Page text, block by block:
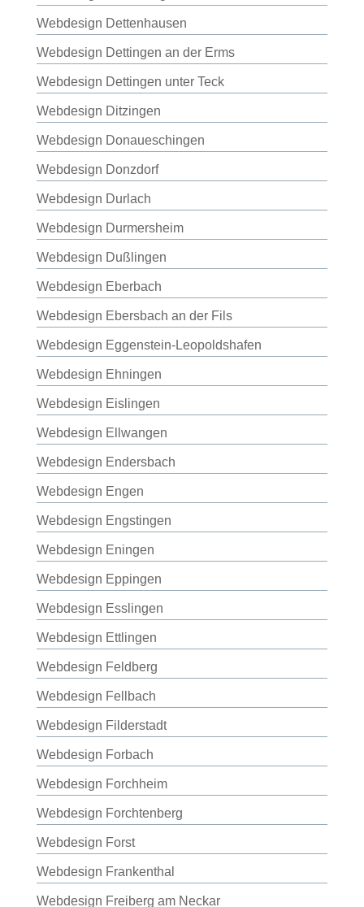
Webdesign Dettenhausen
Webdesign Dettingen an der Erms
Webdesign Dettingen unter Teck
Webdesign Ditzingen
Webdesign Donaueschingen
Webdesign Donzdorf
Webdesign Durlach
Webdesign Durmersheim
Webdesign Dußlingen
Webdesign Eberbach
Webdesign Ebersbach an der Fils
Webdesign Eggenstein-Leopoldshafen
Webdesign Ehningen
Webdesign Eislingen
Webdesign Ellwangen
Webdesign Endersbach
Webdesign Engen
Webdesign Engstingen
Webdesign Eningen
Webdesign Eppingen
Webdesign Esslingen
Webdesign Ettlingen
Webdesign Feldberg
Webdesign Fellbach
Webdesign Filderstadt
Webdesign Forbach
Webdesign Forchheim
Webdesign Forchtenberg
Webdesign Forst
Webdesign Frankenthal
Webdesign Freiberg am Neckar